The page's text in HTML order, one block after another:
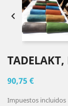

90,75 €
Impuestos incluidos